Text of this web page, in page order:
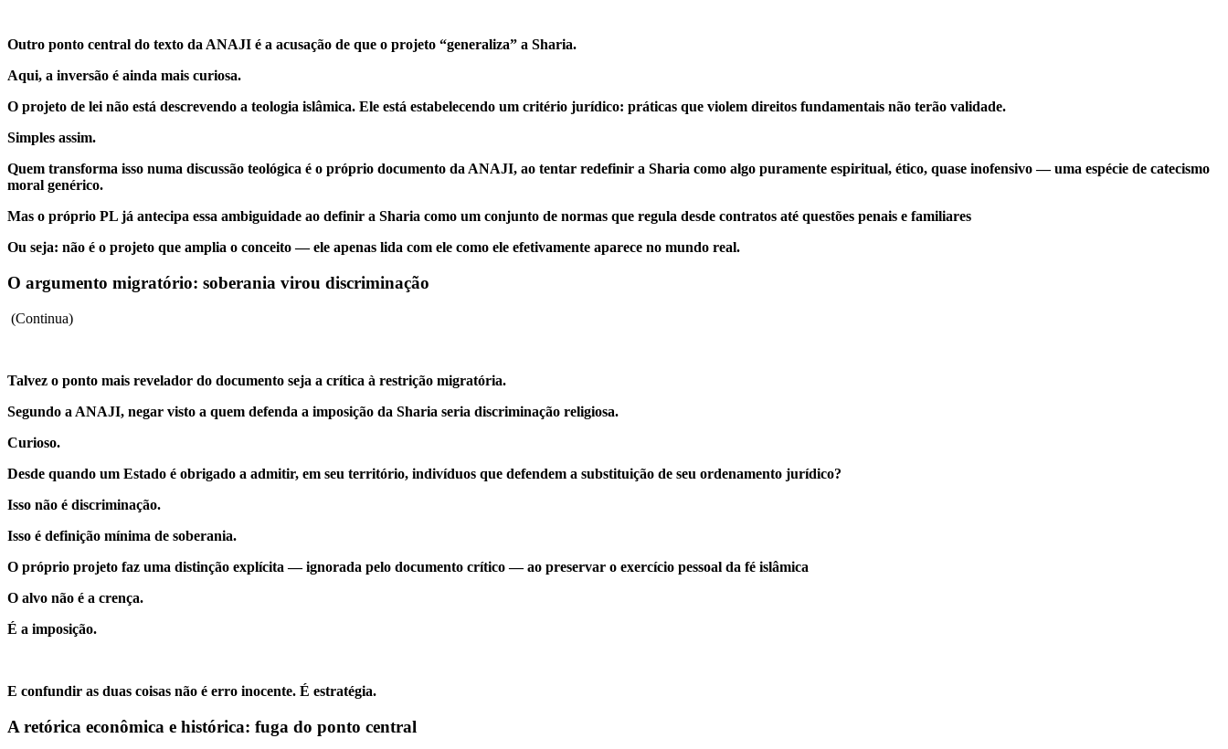
Outro ponto central do texto da ANAJI é a acusação de que o projeto “generaliza” a Sharia.
Aqui, a inversão é ainda mais curiosa.
O projeto de lei não está descrevendo a teologia islâmica. Ele está estabelecendo um critério jurídico: práticas que violem direitos fundamentais não terão validade.
Simples assim.
Quem transforma isso numa discussão teológica é o próprio documento da ANAJI, ao tentar redefinir a Sharia como algo puramente espiritual, ético, quase inofensivo — uma espécie de catecismo
moral genérico.
Mas o próprio PL já antecipa essa ambiguidade ao definir a Sharia como um conjunto de normas que regula desde contratos até questões penais e familiares
Ou seja: não é o projeto que amplia o conceito — ele apenas lida com ele como ele efetivamente aparece no mundo real.
O argumento migratório: soberania virou discriminação
(Continua)
Talvez o ponto mais revelador do documento seja a crítica à restrição migratória.
Segundo a ANAJI, negar visto a quem defenda a imposição da Sharia seria discriminação religiosa.
Curioso.
Desde quando um Estado é obrigado a admitir, em seu território, indivíduos que defendem a substituição de seu ordenamento jurídico?
Isso não é discriminação.
Isso é definição mínima de soberania.
O próprio projeto faz uma distinção explícita — ignorada pelo documento crítico — ao preservar o exercício pessoal da fé islâmica
O alvo não é a crença.
É a imposição.
E confundir as duas coisas não é erro inocente. É estratégia.
A retórica econômica e histórica: fuga do ponto central